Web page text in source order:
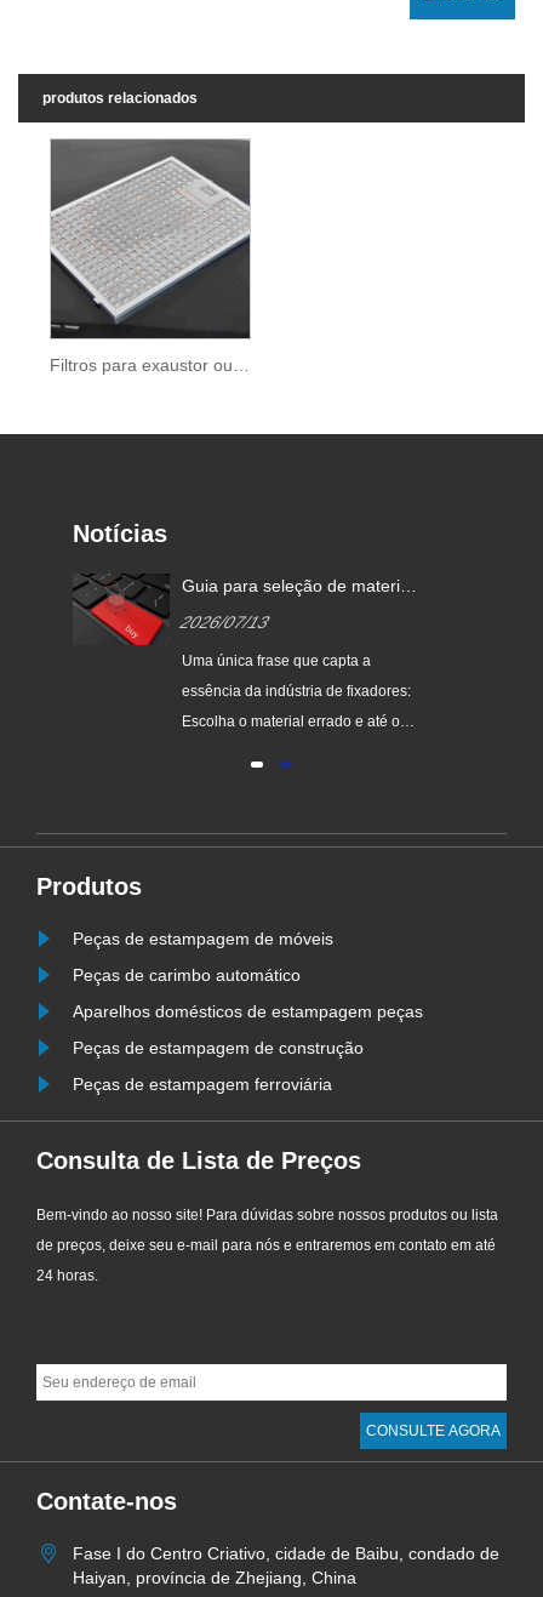
produtos relacionados
Notícias
Guia para seleção de materiais
determina o desempenho, o
tratamento térmico determina a
resistência e o tratamento de
2026/07/13
Uma única frase que capta a
essência da indústria de fixadores:
Escolha o material errado e até o
classificação será apenas uma
o melho......
Produtos
Peças de estampagem de móveis
Peças de carimbo automático
Aparelhos domésticos de estampagem peças
Peças de estampagem de construção
Peças de estampagem ferroviária
Consulta de Lista de Preços
Bem-vindo ao nosso site! Para dúvidas sobre nossos produtos ou lista
de preços, deixe seu e-mail para nós e entraremos em contato em até
24 horas.
Contate-nos
Fase I do Centro Criativo, cidade de Baibu, condado de
Haiyan, província de Zhejiang, China